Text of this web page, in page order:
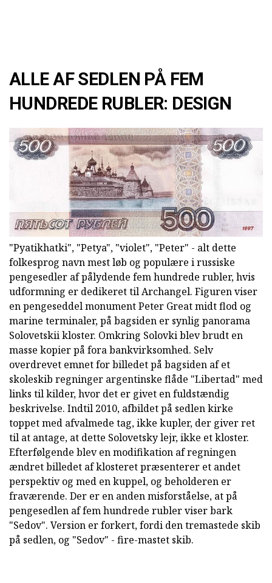
ALLE AF SEDLEN PÅ FEM
HUNDREDE RUBLER: DESIGN
"Pyatikhatki", "Petya", "violet", "Peter" - alt dette
folkesprog navn mest løb og populære i russiske
pengesedler af pålydende fem hundrede rubler, hvis
udformning er dedikeret til Archangel. Figuren viser
en pengeseddel monument Peter Great midt flod og
marine terminaler, på bagsiden er synlig panorama
Solovetskii kloster. Omkring Solovki blev brudt en
masse kopier på fora bankvirksomhed. Selv
overdrevet emnet for billedet på bagsiden af et
skoleskib regninger argentinske flåde "Libertad" med
links til kilder, hvor det er givet en fuldstændig
beskrivelse. Indtil 2010, afbildet på sedlen kirke
toppet med afvalmede tag, ikke kupler, der giver ret
til at antage, at dette Solovetsky lejr, ikke et kloster.
Efterfølgende blev en modifikation af regningen
ændret billedet af klosteret præsenterer et andet
perspektiv og med en kuppel, og beholderen er
fraværende. Der er en anden misforståelse, at på
pengesedlen af fem hundrede rubler viser bark
"Sedov". Version er forkert, fordi den tremastede skib
på sedlen, og "Sedov" - fire-mastet skib.